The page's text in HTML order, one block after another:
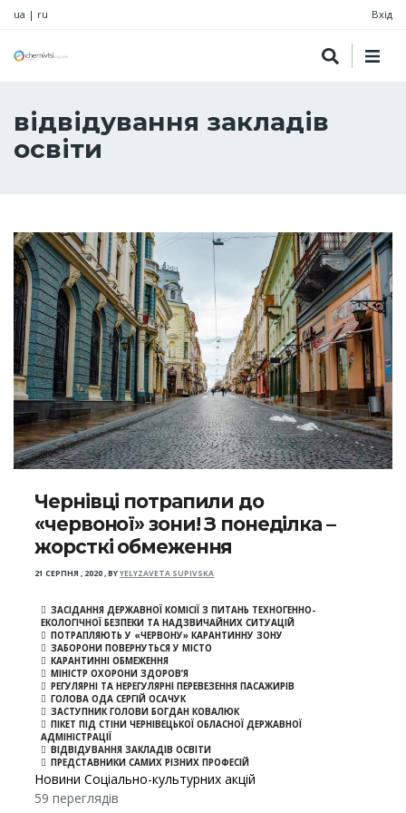
ua | ru Вхід
відвідування закладів
освіти
Чернівці потрапили до
«червоної» зони! З понеділка –
жорсткі обмеження
21 СЕРПНЯ , 2020,BYYELYZAVETA SUPIVSKA
ЗАСІДАННЯ ДЕРЖАВНОЇ КОМІСІЇ З ПИТАНЬ ТЕХНОГЕННО-
ЕКОЛОГІЧНОЇ БЕЗПЕКИ ТА НАДЗВИЧАЙНИХ СИТУАЦІЙ
ПОТРАПЛЯЮТЬ У «ЧЕРВОНУ» КАРАНТИННУ ЗОНУ
ЗАБОРОНИ ПОВЕРНУТЬСЯ У МІСТО
КАРАНТИННІ ОБМЕЖЕННЯ
МІНІСТР ОХОРОНИ ЗДОРОВ’Я
РЕГУЛЯРНІ ТА НЕРЕГУЛЯРНІ ПЕРЕВЕЗЕННЯ ПАСАЖИРІВ
ГОЛОВА ОДА СЕРГІЙ ОСАЧУК
ЗАСТУПНИК ГОЛОВИ БОГДАН КОВАЛЮК
ПІКЕТ ПІД СТІНИ ЧЕРНІВЕЦЬКОЇ ОБЛАСНОЇ ДЕРЖАВНОЇ
АДМІНІСТРАЦІЇ
ВІДВІДУВАННЯ ЗАКЛАДІВ ОСВІТИ
ПРЕДСТАВНИКИ САМИХ РІЗНИХ ПРОФЕСІЙ
Новини Соціально-культурних акцій
59 переглядів